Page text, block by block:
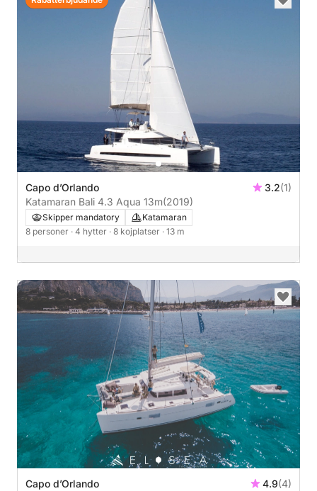
Capo d’Orlando 3.2(1)
Katamaran Bali 4.3 Aqua 13m(2019)
Skipper mandatory
Katamaran
8 personer · 4 hytter · 8 kojplatser · 13 m
Capo d’Orlando 4.9(4)